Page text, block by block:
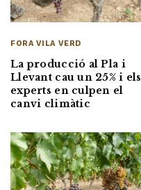
FORA VILA VERD
La producció al Pla i
Llevant cau un 25% i els
experts en culpen el
canvi climàtic